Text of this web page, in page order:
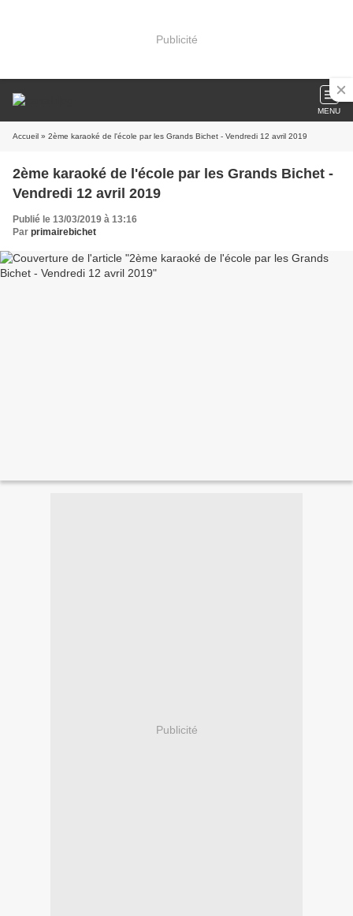
Publicité
MENU
Accueil » 2ème karaoké de l'école par les Grands Bichet - Vendredi 12 avril 2019
2ème karaoké de l'école par les Grands Bichet -
Vendredi 12 avril 2019
Publié le 13/03/2019 à 13:16
Par primairebichet
Publicité